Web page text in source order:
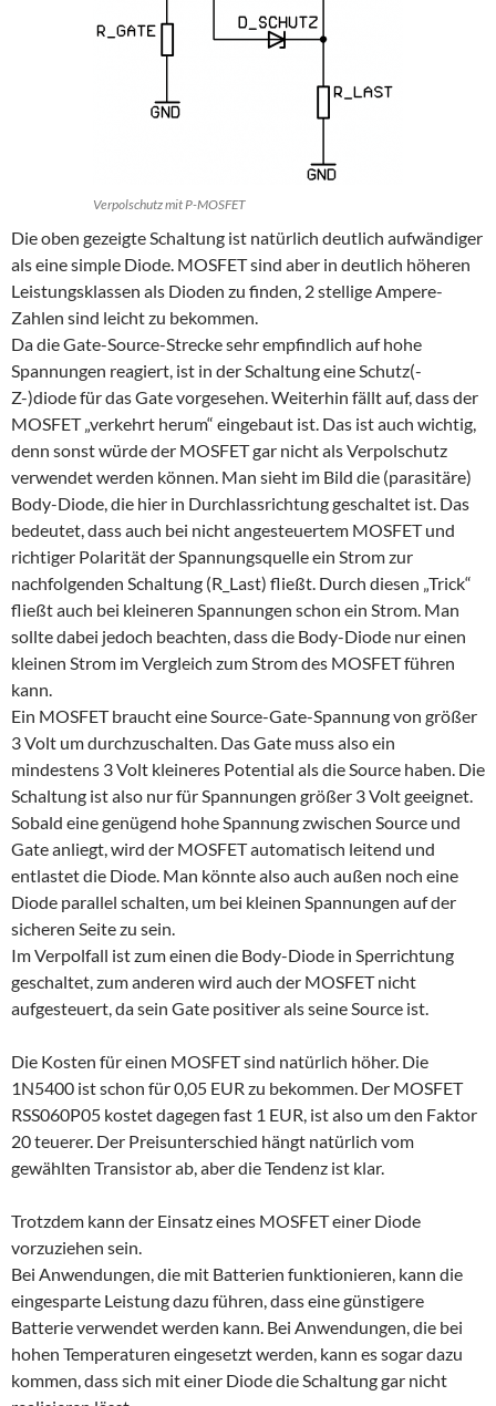
Verpolschutz mit P-MOSFET
Die oben gezeigte Schaltung ist natürlich deutlich aufwändiger
als eine simple Diode. MOSFET sind aber in deutlich höheren
Leistungsklassen als Dioden zu finden, 2 stellige Ampere-
Zahlen sind leicht zu bekommen.
Da die Gate-Source-Strecke sehr empfindlich auf hohe
Spannungen reagiert, ist in der Schaltung eine Schutz(-
Z-)diode für das Gate vorgesehen. Weiterhin fällt auf, dass der
MOSFET „verkehrt herum“ eingebaut ist. Das ist auch wichtig,
denn sonst würde der MOSFET gar nicht als Verpolschutz
verwendet werden können. Man sieht im Bild die (parasitäre)
Body-Diode, die hier in Durchlassrichtung geschaltet ist. Das
bedeutet, dass auch bei nicht angesteuertem MOSFET und
richtiger Polarität der Spannungsquelle ein Strom zur
nachfolgenden Schaltung (R_Last) fließt. Durch diesen „Trick“
fließt auch bei kleineren Spannungen schon ein Strom. Man
sollte dabei jedoch beachten, dass die Body-Diode nur einen
kleinen Strom im Vergleich zum Strom des MOSFET führen
kann.
Ein MOSFET braucht eine Source-Gate-Spannung von größer
3 Volt um durchzuschalten. Das Gate muss also ein
mindestens 3 Volt kleineres Potential als die Source haben. Die
Schaltung ist also nur für Spannungen größer 3 Volt geeignet.
Sobald eine genügend hohe Spannung zwischen Source und
Gate anliegt, wird der MOSFET automatisch leitend und
entlastet die Diode. Man könnte also auch außen noch eine
Diode parallel schalten, um bei kleinen Spannungen auf der
sicheren Seite zu sein.
Im Verpolfall ist zum einen die Body-Diode in Sperrichtung
geschaltet, zum anderen wird auch der MOSFET nicht
aufgesteuert, da sein Gate positiver als seine Source ist.
Die Kosten für einen MOSFET sind natürlich höher. Die
1N5400 ist schon für 0,05 EUR zu bekommen. Der MOSFET
RSS060P05 kostet dagegen fast 1 EUR, ist also um den Faktor
20 teuerer. Der Preisunterschied hängt natürlich vom
gewählten Transistor ab, aber die Tendenz ist klar.
Trotzdem kann der Einsatz eines MOSFET einer Diode
vorzuziehen sein.
Bei Anwendungen, die mit Batterien funktionieren, kann die
eingesparte Leistung dazu führen, dass eine günstigere
Batterie verwendet werden kann. Bei Anwendungen, die bei
hohen Temperaturen eingesetzt werden, kann es sogar dazu
kommen, dass sich mit einer Diode die Schaltung gar nicht